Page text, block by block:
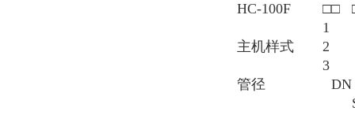
HC-100F
□□
主机样式
1
2
3
管径
DN